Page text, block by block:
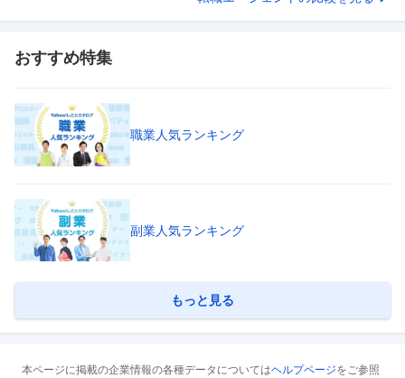
おすすめ特集
職業人気ランキング
副業人気ランキング
もっと見る
本ページに掲載の企業情報の各種データについてはヘルプページをご参照